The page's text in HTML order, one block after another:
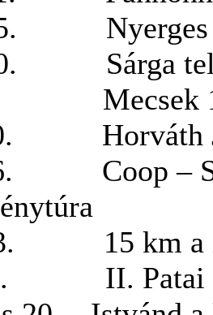
Nyerges
Sárga
Mecsek
Horváth
Coop –
15 km a
II. Patai